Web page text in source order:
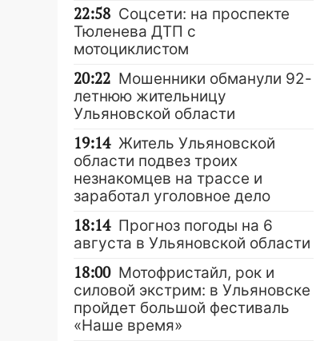
22:58 Соцсети: на проспекте
Тюленева ДТП с
мотоциклистом
20:22 Мошенники обманули 92-
летнюю жительницу
Ульяновской области
19:14 Житель Ульяновской
области подвез троих
незнакомцев на трассе и
заработал уголовное дело
18:14 Прогноз погоды на 6
августа в Ульяновской области
18:00 Мотофристайл, рок и
силовой экстрим: в Ульяновске
пройдет большой фестиваль
«Наше время»